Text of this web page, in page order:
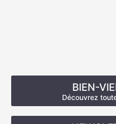
BIEN-
Découvrez